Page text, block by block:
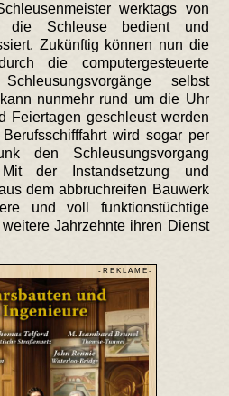
werktags von
die Schleuse bedient und
Zukünftig können nun die
die computergesteuerte
selbst
nunmehr rund um die Uhr
Feiertagen geschleust werden
wird sogar per
den Schleusungsvorgang
der Instandsetzung und
dem abbruchreifen Bauwerk
und voll funktionstüchtige
Jahrzehnte ihren Dienst
- R E K L A M E -